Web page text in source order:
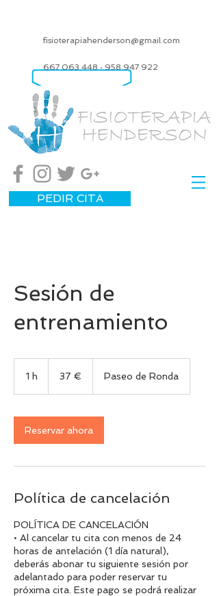
fisioterapiahenderson@gmail.com
667 063 448·958 947 922
PEDIR CITA
Sesión de
entrenamiento
1 h 37 € Paseo de Ronda
Reservar ahora
Política de cancelación
POLÍTICA DE CANCELACIÓN
• Al cancelar tu cita con menos de 24
horas de antelación (1 día natural),
deberás abonar tu siguiente sesión por
adelantado para poder reservar tu
próxima cita. Este pago se podrá realizar